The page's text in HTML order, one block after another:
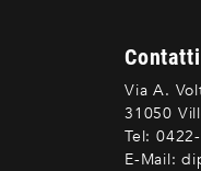
Contatti
Via A.
31050
Tel:
E-Mail: